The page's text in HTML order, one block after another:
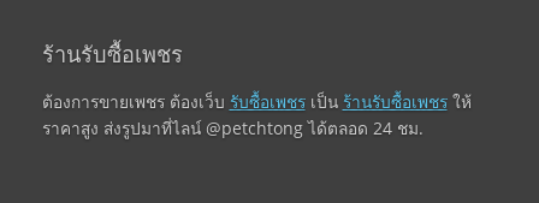
ร้านรับซื้อเพชร
ต้องการขายเพชร ต้องเว็บ รับซื้อเพชรเป็น ร้านรับซื้อเพชรให้
ราคาสูง ส่งรูปมาที่ไลน์ @petchtong ได้ตลอด 24 ชม.